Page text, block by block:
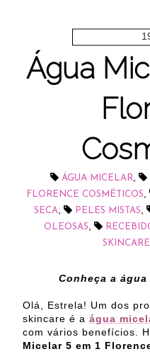
Água
ÁGUA MICELAR
FLORENCE COSMÉTICOS
SECA
PELES MISTAS
OLEOSAS
SKINCARE
Conheça a
Olá, Estrela! Um dos
skincare é a água
com vários benefícios.
Micelar 5 em 1